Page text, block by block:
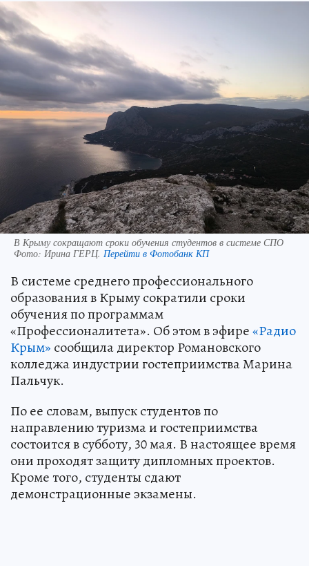
В Крыму сокращают сроки обучения студентов в системе СПО
Фото: Ирина ГЕРЦ. Перейти в Фотобанк КП
В системе среднего профессионального
образования в Крыму сократили сроки
обучения по программам
«Профессионалитета». Об этом в эфире«Радио
Крым» сообщила директор Романовского
колледжа индустрии гостеприимства Марина
Пальчук.
По ее словам, выпуск студентов по
направлению туризма и гостеприимства
состоится в субботу, 30 мая. В настоящее время
они проходят защиту дипломных проектов.
Кроме того, студенты сдают
демонстрационные экзамены.